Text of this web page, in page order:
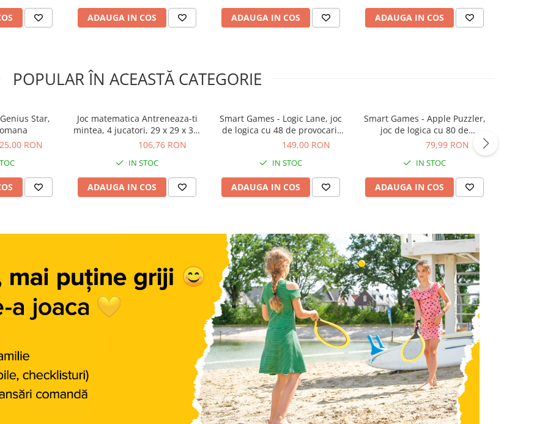
ADAUGA IN COS ADAUGA IN COS ADAUGA IN COS
POPULAR ÎN ACEASTĂ CATEGORIE
Star,
RON
Joc matematica Antreneaza-ti
mintea, 4 jucatori, 29 x 29 x 3,5
cm.106,76 RON
IN STOC
ADAUGA IN COS
Smart Games - Logic Lane, joc
de logica cu 48 de provocari,
3+ ani, editie internationala
149,00 RON
IN STOC
ADAUGA IN COS
Smart Games - Apple Puzzler,
joc de logica cu 80 de
provocari, 8+ ani, editie
79,99 RON
IN STOC
ADAUGA IN COS